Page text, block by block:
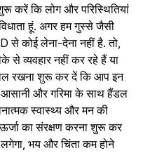
करें कि लोग और परिस्थितियां
हूं. अगर हम गुस्से जैसी
से कोई लेना-देना नहीं है. तो,
से व्यवहार नहीं कर रहे हैं या
रखना शुरू कर दें कि आप इन
आसानी और गरिमा के साथ हैंडल
स्वास्थ्य और मन की
का संरक्षण करना शुरू कर
लगेगा, भय और चिंता कम होने